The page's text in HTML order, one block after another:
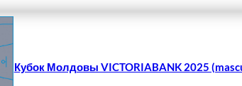
Кубок Молдовы VICTORIABANK 2025